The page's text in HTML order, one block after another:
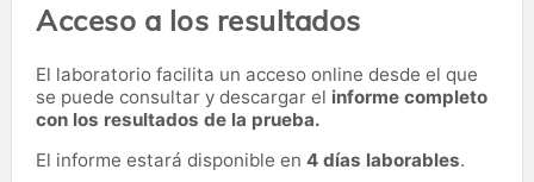
Acceso a los resultados
El laboratorio facilita un acceso online desde el que
se puede consultar y descargar el informe completo
con los resultados de la prueba.
El informe estará disponible en 4 días laborables.